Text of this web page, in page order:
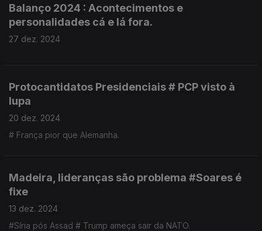
Balanço 2024 : Acontecimentos e
personalidades cá e lá fora.
27 dez. 2024
Protocantidatos Presidenciais # PCP visto à
lupa
20 dez. 2024
# França pior que Alemanha.
Madeira, lideranças são problema #Soares é
fixe
13 dez. 2024
#Síria pós Assad # Trump ameça sair da NATO.